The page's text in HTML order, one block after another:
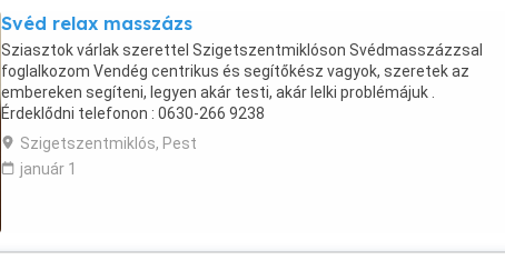
Svéd relax masszázs
Sziasztok várlak szerettel Szigetszentmiklóson Svédmasszázzsal
foglalkozom Vendég centrikus és segítőkész vagyok, szeretek az
embereken segíteni, legyen akár testi, akár lelki problémájuk .
Érdeklődni telefonon : 0630-266 9238
Szigetszentmiklós, Pest
január 1